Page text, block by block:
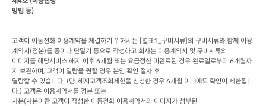
방법 등)
고객이 이동전화 이용계약을 체결하기 위해서는 별표1_ 구비서류 의 구비서류와 함께 이용
계약서 (정본)를 종이나 단말기 등으로 작성하고 회사는 이용계약서 및 구비서류의
이미지를 해당서비스 해지 이후 6개월 또는 요금정산 미완료된 경우 완료일로부터 6개월까
지 보관하며, 고객이 열람을 원할 경우 본인 확인 절차 후
열람할 수 있습니다. (단, 해지고객조회제한을 신청한 경우 6개월 이내에도 확인이 제한됩니
다.) 고객은 이용계약서를 정본 또는
사본(사본이란 고객이 작성한 이동전화 이용계약서의 이미지가 첨부된